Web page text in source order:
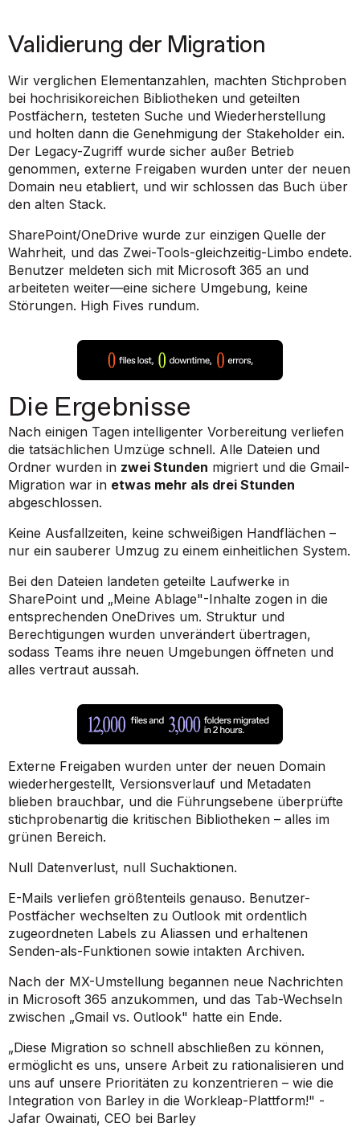
Validierung der Migration
Wir verglichen Elementanzahlen, machten Stichproben
bei hochrisikoreichen Bibliotheken und geteilten
Postfächern, testeten Suche und Wiederherstellung
und holten dann die Genehmigung der Stakeholder ein.
Der Legacy-Zugriff wurde sicher außer Betrieb
genommen, externe Freigaben wurden unter der neuen
Domain neu etabliert, und wir schlossen das Buch über
den alten Stack.
SharePoint/OneDrive wurde zur einzigen Quelle der
Wahrheit, und das Zwei-Tools-gleichzeitig-Limbo endete.
Benutzer meldeten sich mit Microsoft 365 an und
arbeiteten weiter—eine sichere Umgebung, keine
Störungen. High Fives rundum.
Die Ergebnisse
Nach einigen Tagen intelligenter Vorbereitung verliefen
die tatsächlichen Umzüge schnell. Alle Dateien und
Ordner wurden in zwei Stunden migriert und die Gmail-
Migration war in etwas mehr als drei Stunden
abgeschlossen.
Keine Ausfallzeiten, keine schweißigen Handflächen –
nur ein sauberer Umzug zu einem einheitlichen System.
Bei den Dateien landeten geteilte Laufwerke in
SharePoint und „Meine Ablage"-Inhalte zogen in die
entsprechenden OneDrives um. Struktur und
Berechtigungen wurden unverändert übertragen,
sodass Teams ihre neuen Umgebungen öffneten und
alles vertraut aussah.
Externe Freigaben wurden unter der neuen Domain
wiederhergestellt, Versionsverlauf und Metadaten
blieben brauchbar, und die Führungsebene überprüfte
stichprobenartig die kritischen Bibliotheken – alles im
grünen Bereich.
Null Datenverlust, null Suchaktionen.
E-Mails verliefen größtenteils genauso. Benutzer-
Postfächer wechselten zu Outlook mit ordentlich
zugeordneten Labels zu Aliassen und erhaltenen
Senden-als-Funktionen sowie intakten Archiven.
Nach der MX-Umstellung begannen neue Nachrichten
in Microsoft 365 anzukommen, und das Tab-Wechseln
zwischen „Gmail vs. Outlook" hatte ein Ende.
„Diese Migration so schnell abschließen zu können,
ermöglicht es uns, unsere Arbeit zu rationalisieren und
uns auf unsere Prioritäten zu konzentrieren – wie die
Integration von Barley in die Workleap-Plattform!" -
Jafar Owainati, CEO bei Barley